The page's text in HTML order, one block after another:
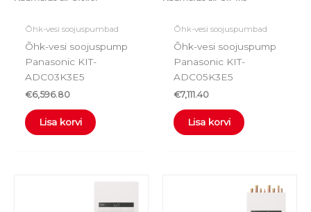
Õhk-vesi soojuspumbad
Õhk-vesi soojuspump
Panasonic KIT-
ADC03K3E5
€6,596.80
Lisa korvi
Õhk-vesi soojuspumbad
Õhk-vesi soojuspump
Panasonic KIT-
ADC05K3E5
€7,111.40
Lisa korvi